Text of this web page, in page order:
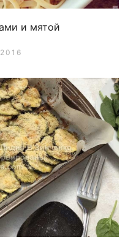
и мятой